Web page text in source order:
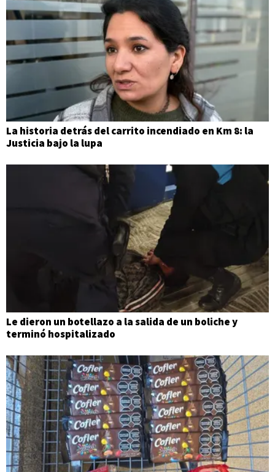
La historia detrás del carrito incendiado en Km 8: la
Justicia bajo la lupa
Le dieron un botellazo a la salida de un boliche y
terminó hospitalizado